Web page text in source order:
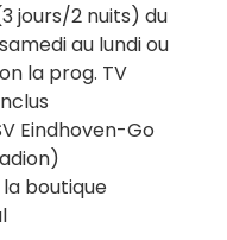
jours/2 nuits) du
au lundi ou
la prog. TV
Eindhoven-Go
)
boutique